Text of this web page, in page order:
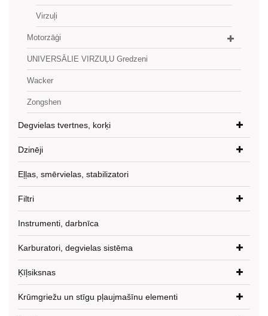
Virzuļi
Motorzāģi
UNIVERSĀLIE VIRZUĻU Gredzeni
Wacker
Zongshen
Degvielas tvertnes, korķi
Dzinēji
Eļļas, smērvielas, stabilizatori
Filtri
Instrumenti, darbnīca
Karburatori, degvielas sistēma
Ķīļsiksnas
Krūmgriežu un stīgu pļaujmašīnu elementi